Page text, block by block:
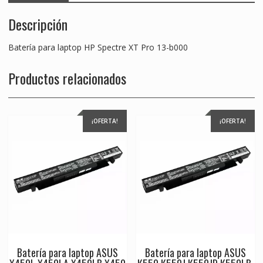
Descripción
Batería para laptop HP Spectre XT Pro 13-b000
Productos relacionados
¡OFERTA!
Batería para laptop ASUS
¡OFERTA!
Batería para laptop ASUS